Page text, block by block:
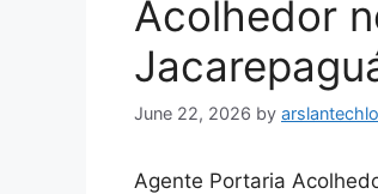
Acolhedor
June 22, 2026 by
Agente Portaria